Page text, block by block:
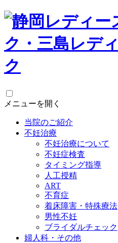
メニューを開く
当院のご紹介
不妊治療
不妊治療について
不妊症検査
タイミング指導
人工授精
ART
不育症
着床障害・特殊療法
男性不妊
ブライダルチェック
婦人科・その他